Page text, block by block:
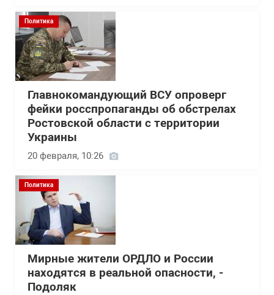
Политика
Главнокомандующий ВСУ опроверг
фейки росспропаганды об обстрелах
Ростовской области с территории
Украины
20 февраля, 10:26
Политика
Мирные жители ОРДЛО и России
находятся в реальной опасности, -
Подоляк